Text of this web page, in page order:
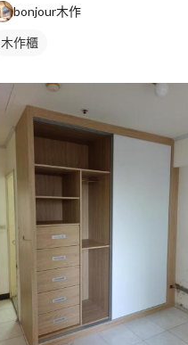
bonjour木作
木作櫃